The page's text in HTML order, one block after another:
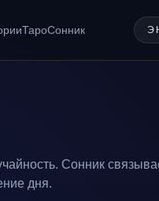
ТароСонник
Сонник
дня.